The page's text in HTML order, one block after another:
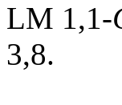
LM 1,1-
3,8.